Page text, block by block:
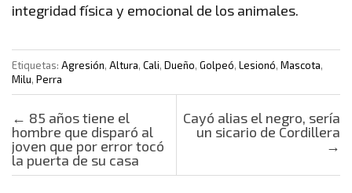
integridad física y emocional de los animales.
Etiquetas: Agresión, Altura, Cali, Dueño, Golpeó, Lesionó, Mascota,
Milu, Perra
Post navigation
← 85 años tiene el
hombre que disparó al
joven que por error tocó
la puerta de su casa
Cayó alias el negro, sería
un sicario de Cordillera
→